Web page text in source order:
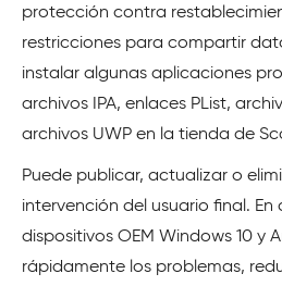
protección contra
restricciones para compartir
instalar algunas aplicaciones
archivos IPA, enlaces PList,
archivos UWP en la tienda de
Puede publicar, actualizar o
intervención del usuario final.
dispositivos OEM Windows 10 y
rápidamente los problemas,